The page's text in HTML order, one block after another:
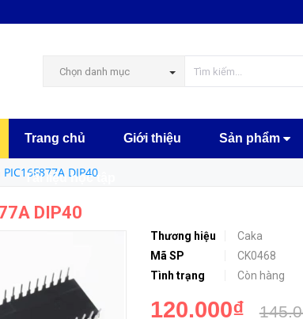
Chọn danh mục
Trang chủ Giới thiệu Sản phẩm
Tài liệu học tập
DIP40
DIP40
Thương hiệu
Caka
Mã SP
CK0468
Tình trạng
Còn hàng
120.000₫